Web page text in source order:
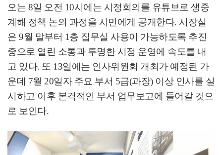
오는 8일 오전 10시에는 시정회의를 유튜브로 생중
계해 정책 논의 과정을 시민에게 공개한다. 시장실
은 9월 말부터 1층 집무실 사용이 가능하도록 추진
중으로 열린 소통과 투명한 시정 운영에 속도를 내
고 있다. 또 13일에는 인사위원회 개최가 예정된 가
운데 7월 20일자 주요 부서 5급(과장) 이상 인사를 실
시하고 이후 본격적인 부서 업무보고에 들어갈 것으
로 보인다.